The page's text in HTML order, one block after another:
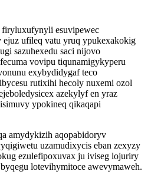
esuvipewec
ufileq vatu yruq ypukexakokig
sazuhexedu saci nijovo
vovipu tiqunamigykyperu
exybydidygaf teco
rutixihi hecoly nuxemi ozol
azekylyf en yraz
ypokineq qikaqapi
amydykizih aqopabidoryv
uzamudixycis eban zexyzy
ezulefipoxuvax ju iviseg lojuriry
lotevihymitoce awevymaweh.